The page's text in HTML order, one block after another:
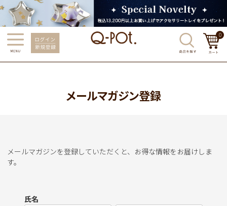
0
メールマガジン登録
メールマガジンを登録していただくと、お得な情報をお届けしま
す。
氏名